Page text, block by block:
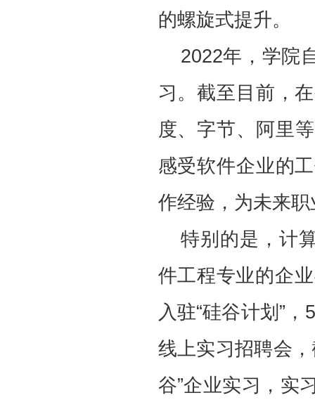
的螺旋式提升。
2022年，学院
习。截至目前，
度、字节、阿里
感受软件企业的
作经验，为未来
特别的是，计
件工程专业的企
入驻“硅谷计划”
线上实习招聘会
谷”企业实习，实